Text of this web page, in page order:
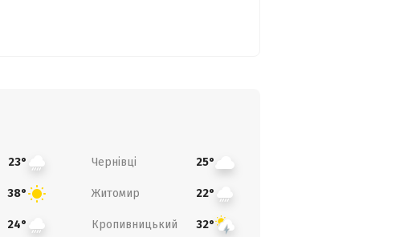
23° Чернівці 25°
38° Житомир 22°
24° Кропивницький 32°